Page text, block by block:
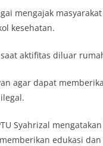
mengajak
kesehatan.
aktifitas diluar
agar dapat
Syahrizal
edukasi